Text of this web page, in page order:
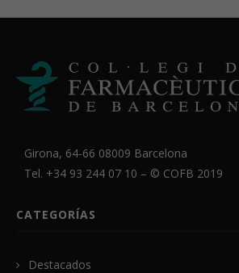
Girona, 64-66 08009 Barcelona
Tel. +34 93 244 07 10 – © COFB 2019
CATEGORÍAS
Destacados